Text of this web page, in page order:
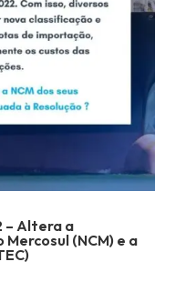
– Altera a
(NCM) e a